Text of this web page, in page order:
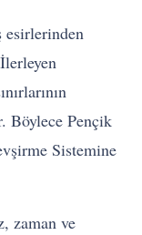
esirlerinden
Böylece Pençik
Sistemine
zaman ve